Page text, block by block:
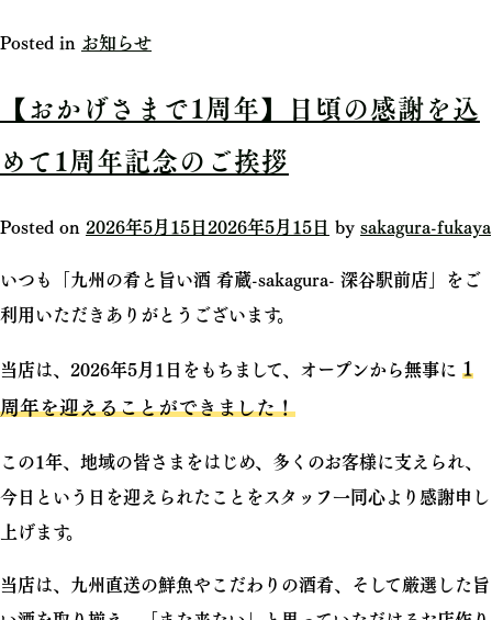
Posted in お知らせ
【おかげさまで1周年】日頃の感謝を込
めて1周年記念のご挨拶
Posted on 2026年5月15日 2026年5月15日 by sakagura-fukaya
いつも「九州の肴と旨い酒 肴蔵-sakagura- 深谷駅前店」をご
利用いただきありがとうございます。
当店は、2026年5月1日をもちまして、オープンから無事に 1
周年を迎えることができました！
この1年、地域の皆さまをはじめ、多くのお客様に支えられ、
今日という日を迎えられたことをスタッフ一同心より感謝申し
上げます。
当店は、九州直送の鮮魚やこだわりの酒肴、そして厳選した旨